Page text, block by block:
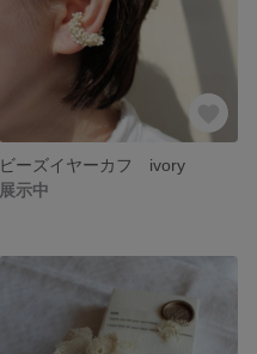
ビーズイヤーカフ ivory
展示中